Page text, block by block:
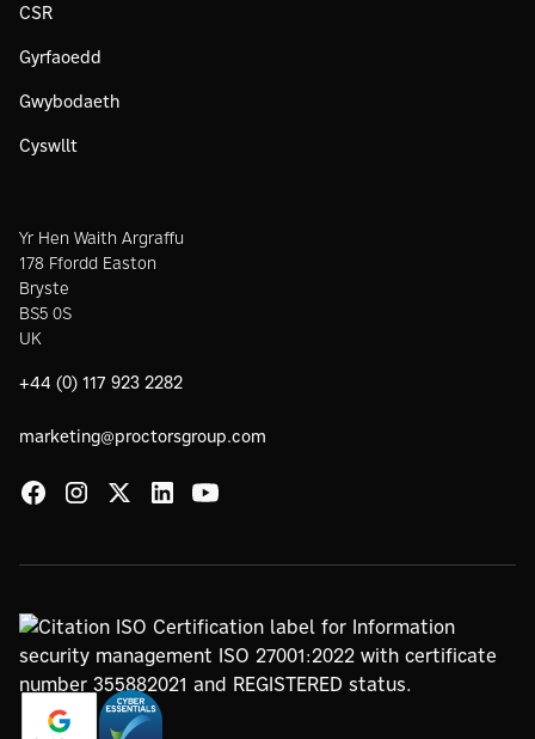
CSR
Gyrfaoedd
Gwybodaeth
Cyswllt
Yr Hen Waith Argraffu
178 Ffordd Easton
Bryste
BS5 0S
UK
+44 (0) 117 923 2282
marketing@proctorsgroup.com